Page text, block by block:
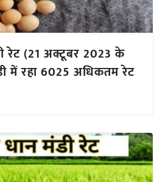
रेट (21 अक्टूबर 2023 के
में रहा 6025 अधिकतम रेट